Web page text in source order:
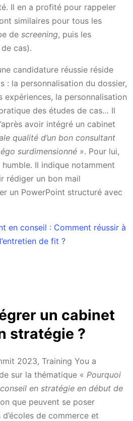
Il en a profité pour rappeler
similaires pour tous les
de screening, puis les
cas).
candidature réussie réside
: la personnalisation du dossier,
expériences, la personnalisation
des études de cas… Il
avoir intégré un cabinet
qualité d’un bon consultant
surdimensionné ». Pour lui,
Il indique notamment
rédiger un bon mail
un PowerPoint structuré avec
en conseil : Comment réussir à
de fit ?
un cabinet
stratégie ?
2023, Training You a
sur la thématique « Pourquoi
en stratégie en début de
que peuvent se poser
de commerce et